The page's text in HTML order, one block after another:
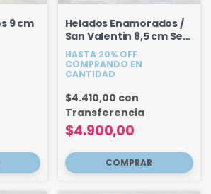
9 cm
Helados Enamorados /
San Valentin 8,5 cm Set
x 2 unidades
HASTA 20% OFF
COMPRANDO EN
CANTIDAD
$4.900,00
$4.410,00 con
Transferencia